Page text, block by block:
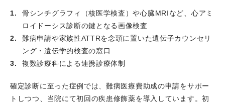
日本循環器学会より、トランスサイレチン
型心アミロイドーシスに対する疾患修飾薬導入認定施設に
認定されました。
2025.07.19 CVIT 2025で、髙橋伸幸医師がビデオライ
ブ6 SHDビデオライブ：Navitorの演者を務めました。
ブ4 PCI Video Live : ACSの演者を務めました。
2025.07.17CVIT 2025で、高谷具史科長がPCI Live
骨シンチグラフィ（核医学検査）や心臓MRIなど、心アミ
ロイドーシス診断の鍵となる画像検査
難病申請や家族性ATTRを念頭に置いた遺伝子カウンセリ
ング・遺伝学的検査の窓口
複数診療科による連携診療体制
確定診断に至った症例では、難病医療費助成の申請をサポー
トしつつ、当院にて初回の疾患修飾薬を導入しています。初